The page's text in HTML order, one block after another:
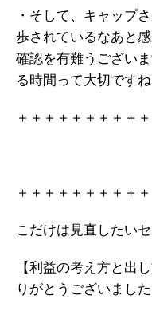
・そして、キャップ
歩されているなあと感
確認を有難うございま
る時間って大切ですね
＋＋＋＋＋＋＋＋＋
＋＋＋＋＋＋＋＋＋
こだけは見直したい
【利益の考え方と
りがとうございました